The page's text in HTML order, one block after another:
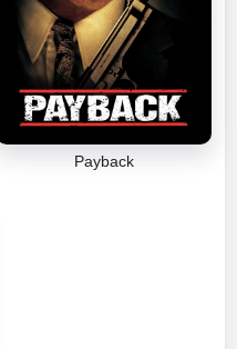
Payback